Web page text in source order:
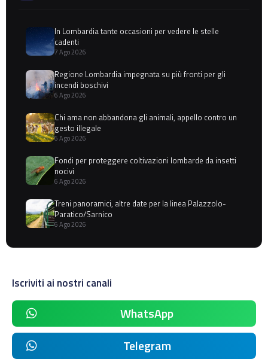
In Lombardia tante occasioni per vedere le stelle
cadenti
7 Ago 2026
Regione Lombardia impegnata su più fronti per gli
incendi boschivi
6 Ago 2026
Chi ama non abbandona gli animali, appello contro un
gesto illegale
6 Ago 2026
Fondi per proteggere coltivazioni lombarde da insetti
nocivi
6 Ago 2026
Treni panoramici, altre date per la linea Palazzolo-
Paratico/Sarnico
6 Ago 2026
Iscriviti ai nostri canali
WhatsApp
Telegram